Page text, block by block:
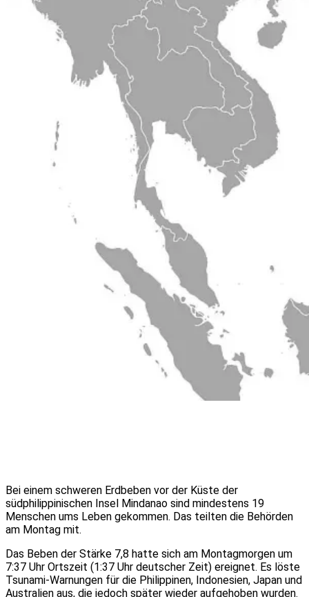
Bei einem schweren Erdbeben vor der Küste der
südphilippinischen Insel Mindanao sind mindestens 19
Menschen ums Leben gekommen. Das teilten die Behörden
am Montag mit.
Das Beben der Stärke 7,8 hatte sich am Montagmorgen um
7:37 Uhr Ortszeit (1:37 Uhr deutscher Zeit) ereignet. Es löste
Tsunami-Warnungen für die Philippinen, Indonesien, Japan und
Australien aus, die jedoch später wieder aufgehoben wurden.